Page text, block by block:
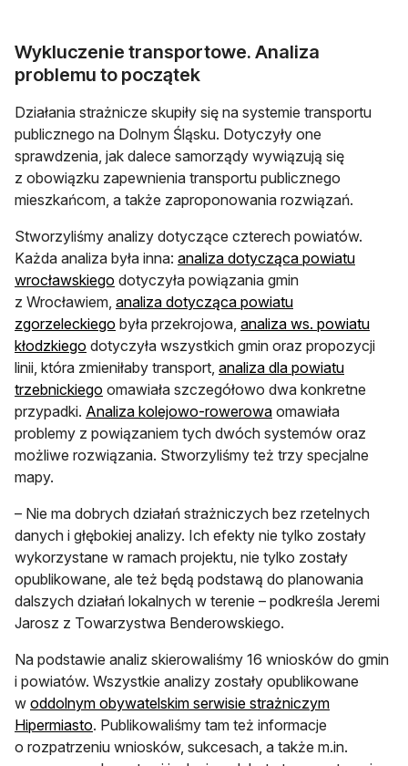
Wykluczenie transportowe. Analiza
problemu to początek
Działania strażnicze skupiły się na systemie transportu
publicznego na Dolnym Śląsku. Dotyczyły one
sprawdzenia, jak dalece samorządy wywiązują się
z obowiązku zapewnienia transportu publicznego
mieszkańcom, a także zaproponowania rozwiązań.
Stworzyliśmy analizy dotyczące czterech powiatów.
Każda analiza była inna: analiza dotycząca powiatu
wrocławskiego otwiera się w nowej karcie
dotyczyła powiązania gmin
z Wrocławiem, analiza dotycząca powiatu
zgorzeleckiego otwiera się w nowej karcie
była przekrojowa, analiza ws. powiatu
kłodzkiego otwiera się w nowej karcie
dotyczyła wszystkich gmin oraz propozycji
linii, która zmieniłaby transport, analiza dla powiatu
trzebnickiego otwiera się w nowej karcie
omawiała szczegółowo dwa konkretne
przypadki. Analiza kolejowo-rowerowaotwiera się w nowej
omawiała
problemy z powiązaniem tych dwóch systemów oraz
możliwe rozwiązania. Stworzyliśmy też trzy specjalne
mapy.
– Nie ma dobrych działań strażniczych bez rzetelnych
danych i głębokiej analizy. Ich efekty nie tylko zostały
wykorzystane w ramach projektu, nie tylko zostały
opublikowane, ale też będą podstawą do planowania
dalszych działań lokalnych w terenie – podkreśla Jeremi
Jarosz z Towarzystwa Benderowskiego.
Na podstawie analiz skierowaliśmy 16 wniosków do gmin
i powiatów. Wszystkie analizy zostały opublikowane
w oddolnym obywatelskim serwisie strażniczym
Hipermiasto otwiera się w nowej karcie
. Publikowaliśmy tam też informacje
o rozpatrzeniu wniosków, sukcesach, a także m.in.